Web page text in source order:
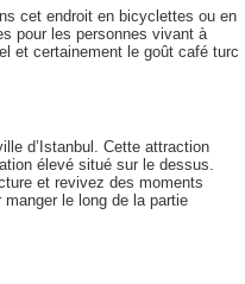
cet endroit en bicyclettes ou en
pour les personnes vivant à
et certainement le goût café turc
d’Istanbul. Cette attraction
élevé situé sur le dessus.
et revivez des moments
le long de la partie